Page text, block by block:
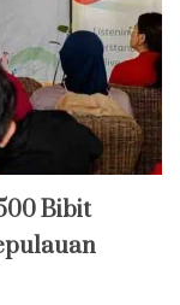
Bibit